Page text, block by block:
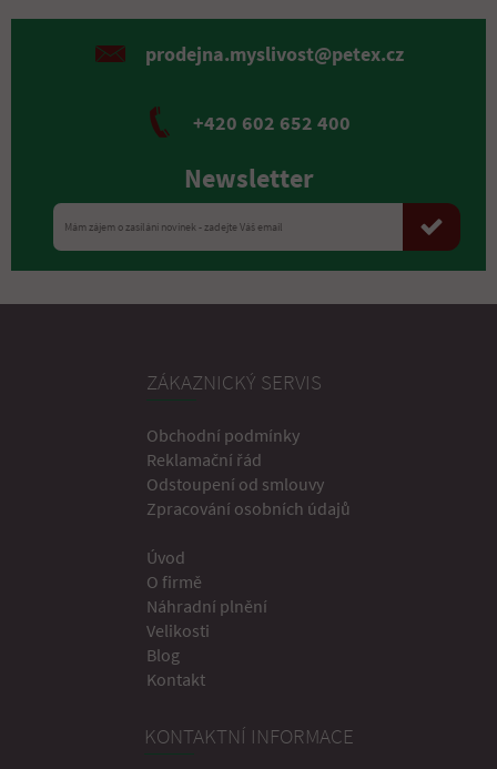
prodejna.myslivost@petex.cz
+420 602 652 400
Newsletter
ZÁKAZNICKÝ SERVIS
Obchodní podmínky
Reklamační řád
Odstoupení od smlouvy
Zpracování osobních údajů
Úvod
O firmě
Náhradní plnění
Velikosti
Blog
Kontakt
KONTAKTNÍ INFORMACE